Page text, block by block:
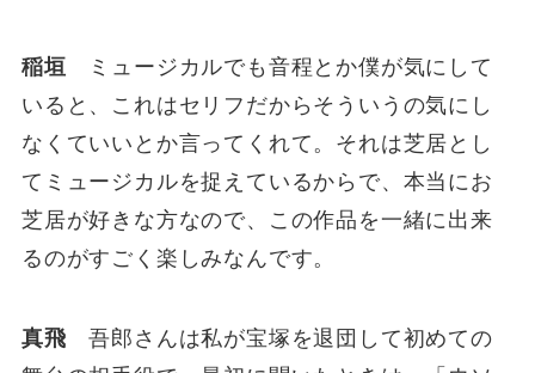
稲垣 ミュージカルでも音程とか僕が気にして
いると、これはセリフだからそういうの気にし
なくていいとか言ってくれて。それは芝居とし
てミュージカルを捉えているからで、本当にお
芝居が好きな方なので、この作品を一緒に出来
るのがすごく楽しみなんです。
真飛 吾郎さんは私が宝塚を退団して初めての